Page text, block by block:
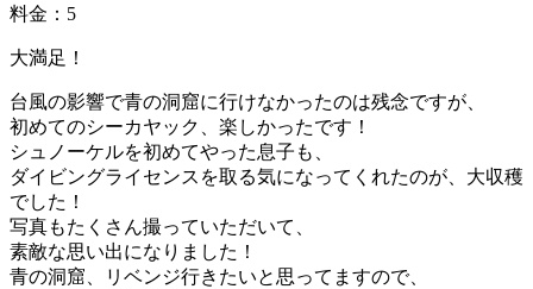
料金：5
大満足！
台風の影響で青の洞窟に行けなかったのは残念ですが、
初めてのシーカヤック、楽しかったです！
シュノーケルを初めてやった息子も、
ダイビングライセンスを取る気になってくれたのが、大収穫
でした！
写真もたくさん撮っていただいて、
素敵な思い出になりました！
青の洞窟、リベンジ行きたいと思ってますので、